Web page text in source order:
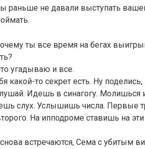
раньше не давали выступать
ты все время на бегах
угадываю и все.
какой-то секрет есть. Ну
Идешь в синагогу. Молишься
слух. Услышишь числа. Первые
На ипподроме ставишь на
встречаются, Сема с убитым